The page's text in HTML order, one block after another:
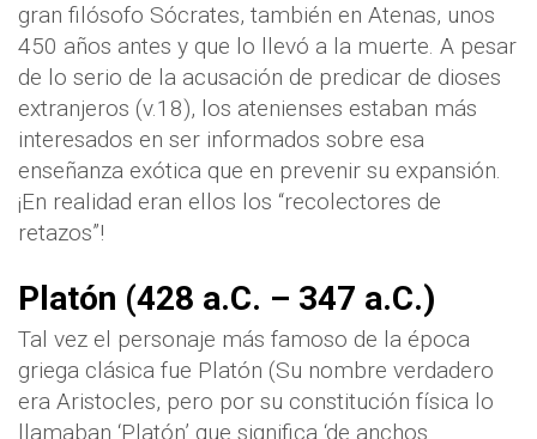
gran filósofo Sócrates, también en Atenas, unos
450 años antes y que lo llevó a la muerte. A pesar
de lo serio de la acusación de predicar de dioses
extranjeros (v.18), los atenienses estaban más
interesados en ser informados sobre esa
enseñanza exótica que en prevenir su expansión.
¡En realidad eran ellos los “recolectores de
retazos”!
Pl atón (428 a.C. – 347 a.C.)
Tal vez el personaje más famoso de la época
griega clásica fue Platón (Su nombre verdadero
era Aristocles, pero por su constitución física lo
llamaban ‘Platón’ que significa ‘de anchos